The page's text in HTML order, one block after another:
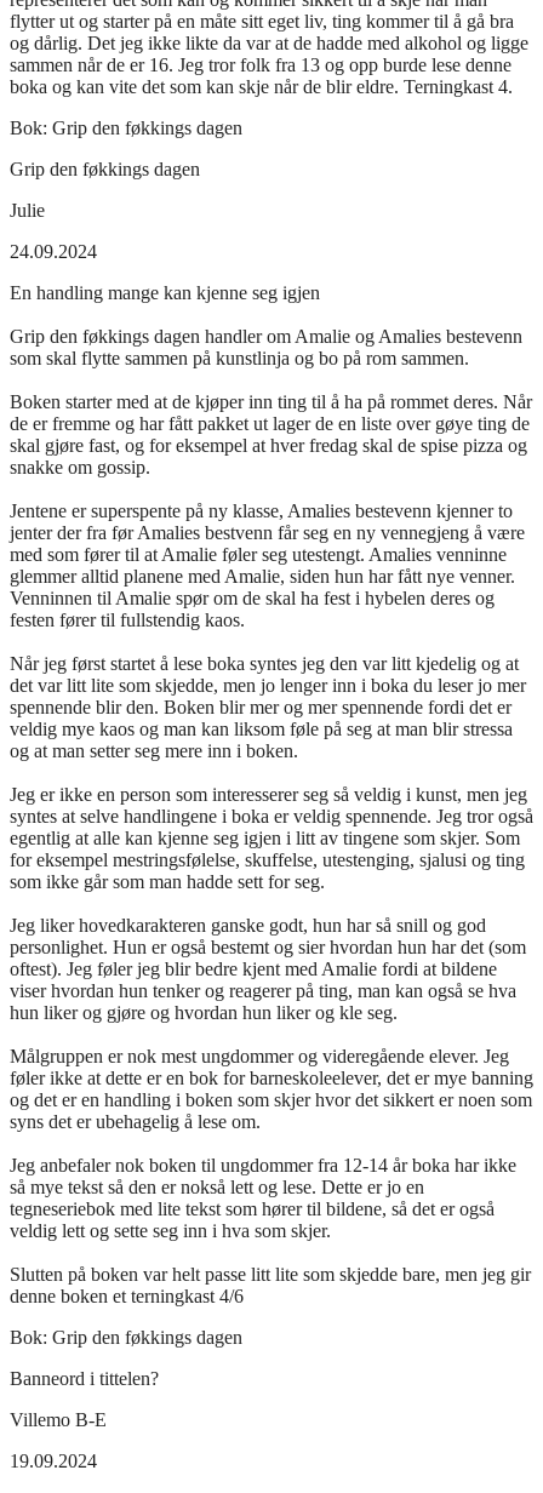
flytter ut og starter på en måte sitt eget liv, ting kommer til å gå bra
og dårlig. Det jeg ikke likte da var at de hadde med alkohol og ligge
sammen når de er 16. Jeg tror folk fra 13 og opp burde lese denne
boka og kan vite det som kan skje når de blir eldre. Terningkast 4.
Bok: Grip den føkkings dagen
Grip den føkkings dagen
Julie
24.09.2024
En handling mange kan kjenne seg igjen
Grip den føkkings dagen handler om Amalie og Amalies bestevenn
som skal flytte sammen på kunstlinja og bo på rom sammen.
Boken starter med at de kjøper inn ting til å ha på rommet deres. Når
de er fremme og har fått pakket ut lager de en liste over gøye ting de
skal gjøre fast, og for eksempel at hver fredag skal de spise pizza og
snakke om gossip.
Jentene er superspente på ny klasse, Amalies bestevenn kjenner to
jenter der fra før Amalies bestvenn får seg en ny vennegjeng å være
med som fører til at Amalie føler seg utestengt. Amalies venninne
glemmer alltid planene med Amalie, siden hun har fått nye venner.
Venninnen til Amalie spør om de skal ha fest i hybelen deres og
festen fører til fullstendig kaos.
Når jeg først startet å lese boka syntes jeg den var litt kjedelig og at
det var litt lite som skjedde, men jo lenger inn i boka du leser jo mer
spennende blir den. Boken blir mer og mer spennende fordi det er
veldig mye kaos og man kan liksom føle på seg at man blir stressa
og at man setter seg mere inn i boken.
Jeg er ikke en person som interesserer seg så veldig i kunst, men jeg
syntes at selve handlingene i boka er veldig spennende. Jeg tror også
egentlig at alle kan kjenne seg igjen i litt av tingene som skjer. Som
for eksempel mestringsfølelse, skuffelse, utestenging, sjalusi og ting
som ikke går som man hadde sett for seg.
Jeg liker hovedkarakteren ganske godt, hun har så snill og god
personlighet. Hun er også bestemt og sier hvordan hun har det (som
oftest). Jeg føler jeg blir bedre kjent med Amalie fordi at bildene
viser hvordan hun tenker og reagerer på ting, man kan også se hva
hun liker og gjøre og hvordan hun liker og kle seg.
Målgruppen er nok mest ungdommer og videregående elever. Jeg
føler ikke at dette er en bok for barneskoleelever, det er mye banning
og det er en handling i boken som skjer hvor det sikkert er noen som
syns det er ubehagelig å lese om.
Jeg anbefaler nok boken til ungdommer fra 12-14 år boka har ikke
så mye tekst så den er nokså lett og lese. Dette er jo en
tegneseriebok med lite tekst som hører til bildene, så det er også
veldig lett og sette seg inn i hva som skjer.
Slutten på boken var helt passe litt lite som skjedde bare, men jeg gir
denne boken et terningkast 4/6
Bok: Grip den føkkings dagen
Banneord i tittelen?
Villemo B-E
19.09.2024